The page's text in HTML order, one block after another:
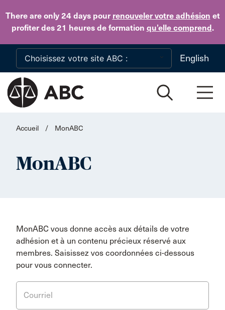
There are only 24 dayspour renouveler votre adhésion et
profiter des 21 heures de formation qu’elle comprend.
Skip to main content
English
Accueil / MonABC
MonABC
MonABC vous donne accès aux détails de votre
adhésion et à un contenu précieux réservé aux
membres. Saisissez vos coordonnées ci-dessous
pour vous connecter.
Courriel